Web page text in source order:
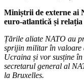
Miniștrii de externe ai
euro-atlantică și
Țările aliate NATO au
sprijin militar în valoare
Ucraina și vor susține
secretarul general al
la Bruxelles.